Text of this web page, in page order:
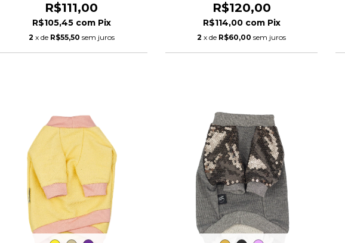
R$111,00
R$105,45 com Pix
2 x de R$55,50 sem juros
R$120,00
R$114,00 com Pix
2 x de R$60,00 sem juros